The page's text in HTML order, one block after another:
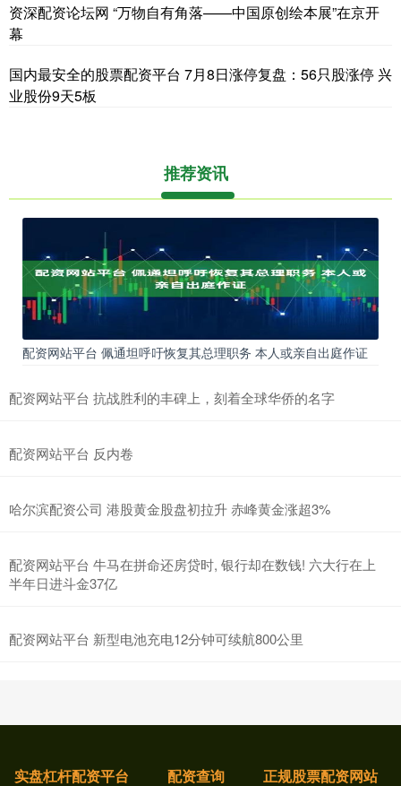
资深配资论坛网 “万物自有角落——中国原创绘本展”在京开
幕
国内最安全的股票配资平台 7月8日涨停复盘：56只股涨停 兴
业股份9天5板
推荐资讯
配资网站平台 佩通坦呼吁恢复其总理职务 本人或亲自出庭作证
配资网站平台 抗战胜利的丰碑上，刻着全球华侨的名字
配资网站平台 反内卷
哈尔滨配资公司 港股黄金股盘初拉升 赤峰黄金涨超3%
配资网站平台 牛马在拼命还房贷时, 银行却在数钱! 六大行在上
半年日进斗金37亿
配资网站平台 新型电池充电12分钟可续航800公里
实盘杠杆配资平台 配资查询 正规股票配资网站